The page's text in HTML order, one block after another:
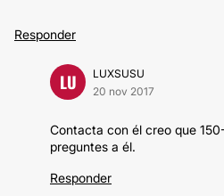
Responder
LU
LUXSUSU
20 nov 2017
Contacta con él creo que
preguntes a él.
Responder